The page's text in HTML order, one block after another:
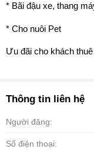
* Bãi đậu xe, thang
* Cho nuôi Pet
Ưu đãi cho khách
Thông tin liên hệ
Người đăng:
Số điện thoại: